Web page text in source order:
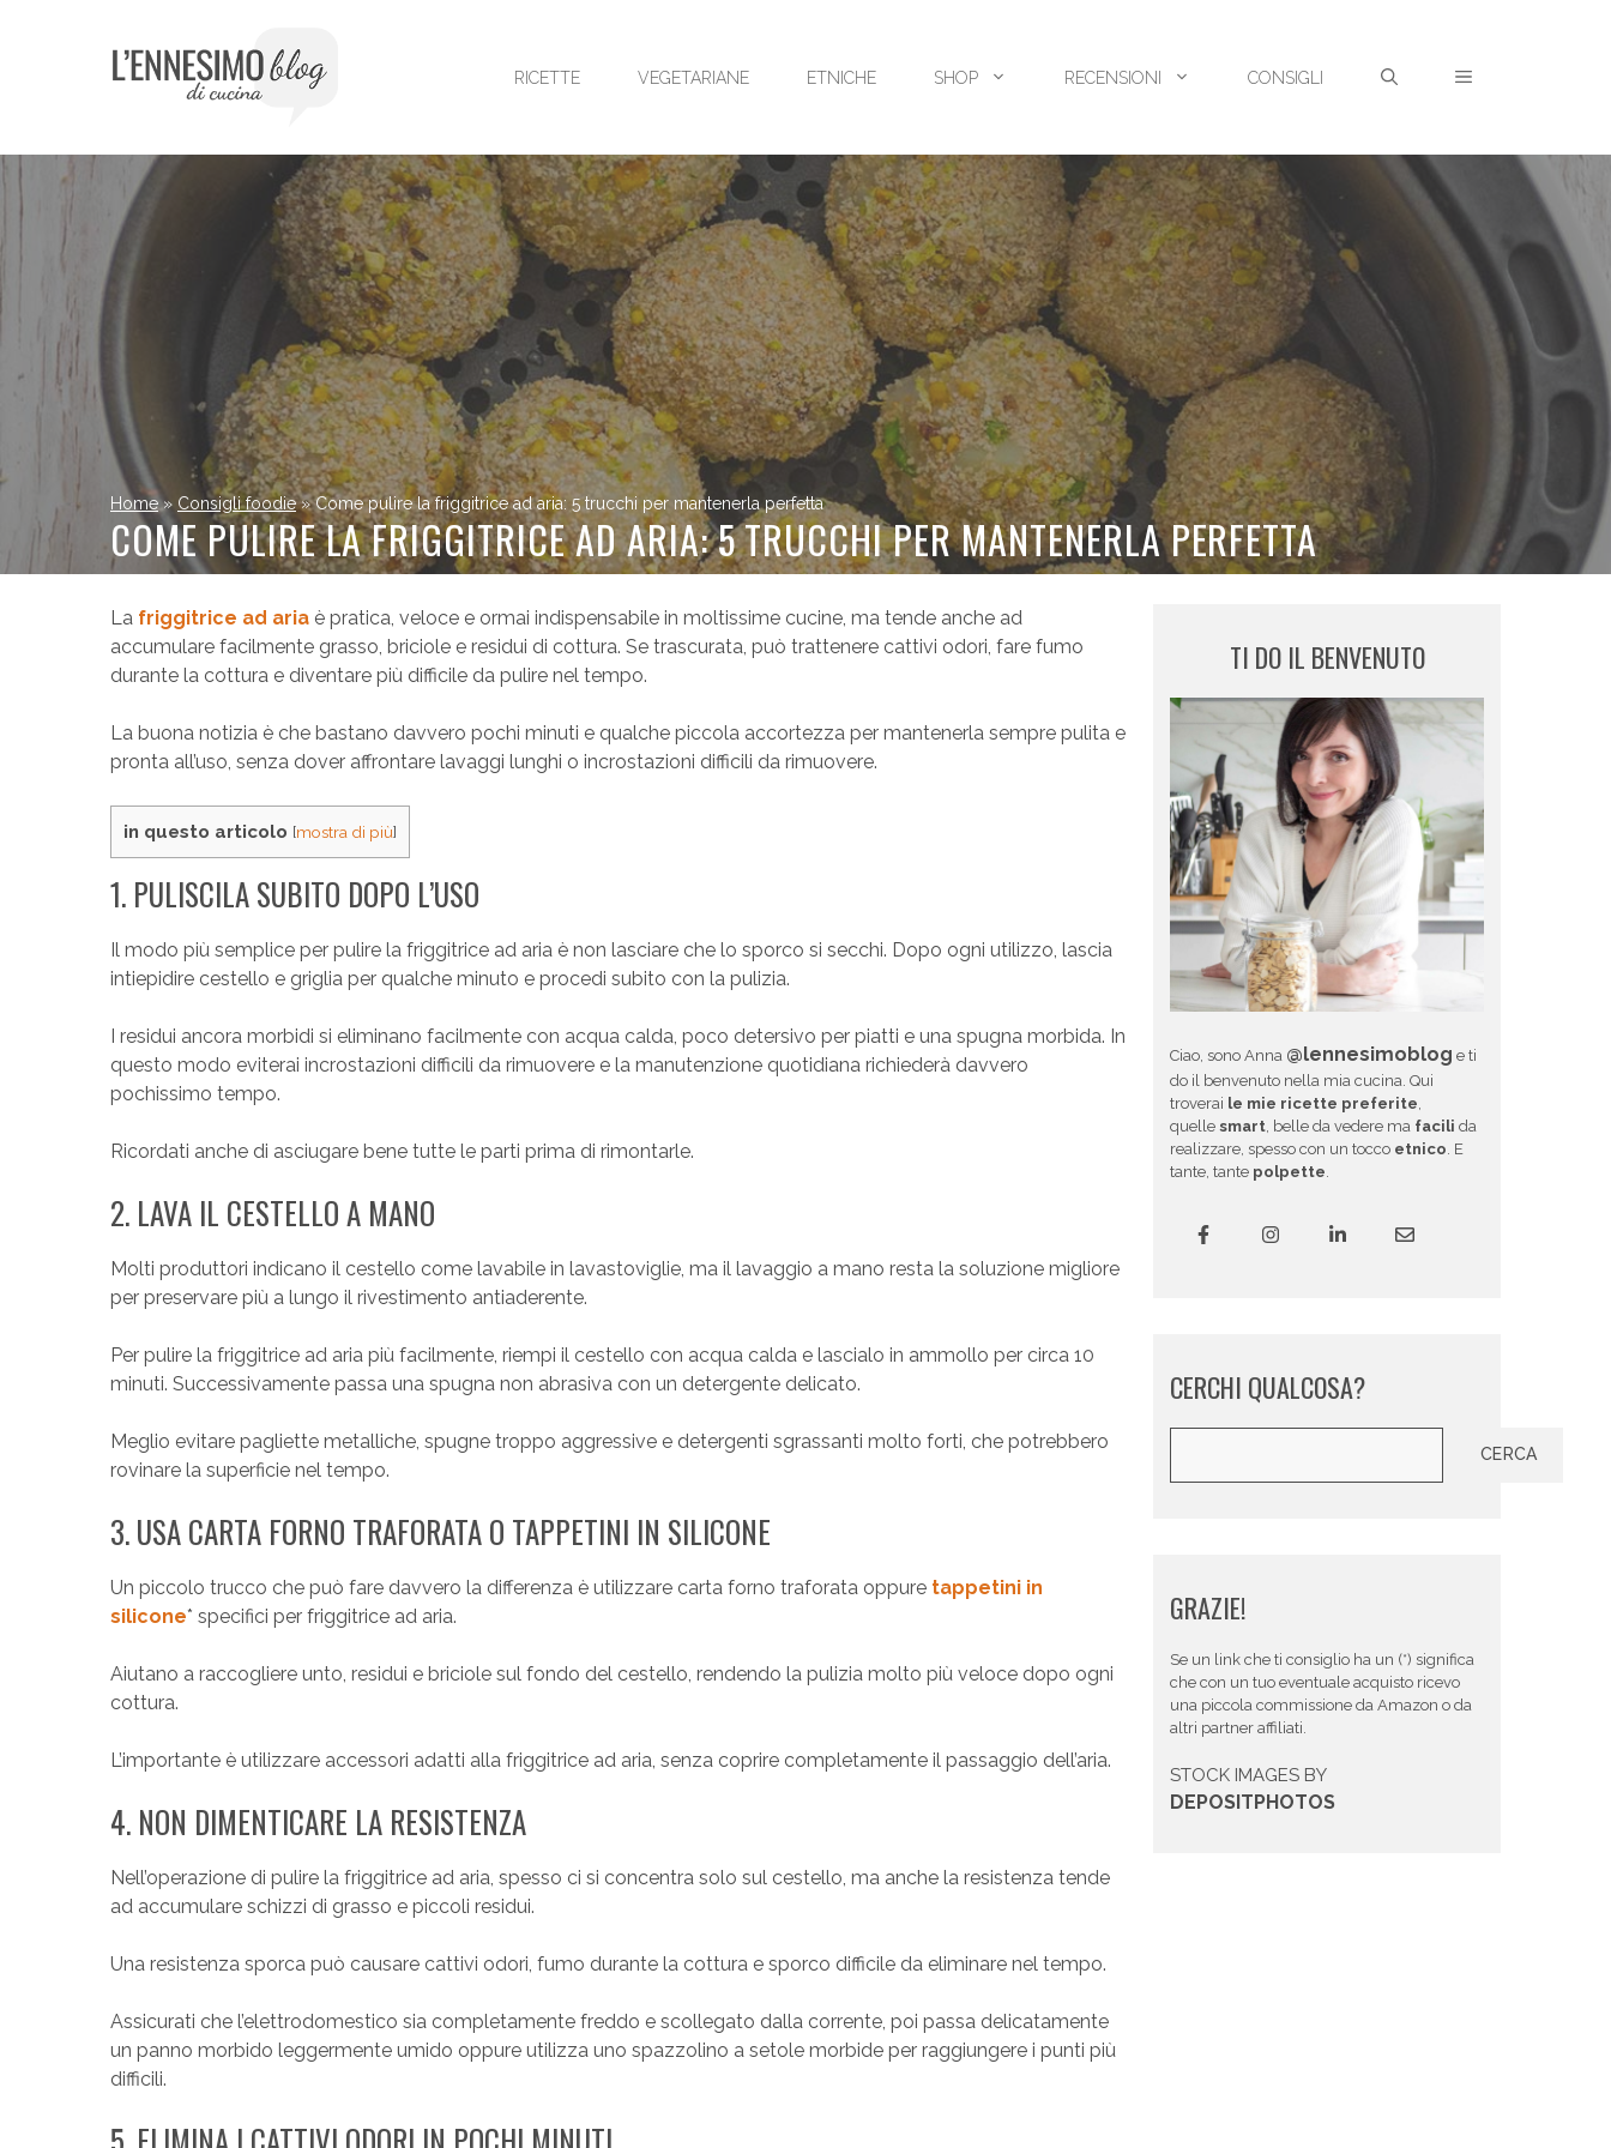
RICETTE VEGETARIANE ETNICHE SHOP RECENSIONI CONSIGLI
Home» Consigli foodie»Come pulire la friggitrice ad aria: 5 trucchi per mantenerla perfetta
COME PULIRE LA FRIGGITRICE AD ARIA: 5 TRUCCHI PER MANTENERLA PERFETTA
La friggitrice ad aria è pratica, veloce e ormai indispensabile in moltissime cucine, ma tende anche ad
accumulare facilmente grasso, briciole e residui di cottura. Se trascurata, può trattenere cattivi odori, fare fumo
durante la cottura e diventare più difficile da pulire nel tempo.
La buona notizia è che bastano davvero pochi minuti e qualche piccola accortezza per mantenerla sempre pulita e
pronta all’uso, senza dover affrontare lavaggi lunghi o incrostazioni difficili da rimuovere.
in questo articolo [mostra di più]
1. PULISCILA SUBITO DOPO L’USO
Il modo più semplice per pulire la friggitrice ad aria è non lasciare che lo sporco si secchi. Dopo ogni utilizzo, lascia
intiepidire cestello e griglia per qualche minuto e procedi subito con la pulizia.
I residui ancora morbidi si eliminano facilmente con acqua calda, poco detersivo per piatti e una spugna morbida. In
questo modo eviterai incrostazioni difficili da rimuovere e la manutenzione quotidiana richiederà davvero
pochissimo tempo.
Ricordati anche di asciugare bene tutte le parti prima di rimontarle.
2. LAVA IL CESTELLO A MANO
Molti produttori indicano il cestello come lavabile in lavastoviglie, ma il lavaggio a mano resta la soluzione migliore
per preservare più a lungo il rivestimento antiaderente.
Per pulire la friggitrice ad aria più facilmente, riempi il cestello con acqua calda e lascialo in ammollo per circa 10
minuti. Successivamente passa una spugna non abrasiva con un detergente delicato.
Meglio evitare pagliette metalliche, spugne troppo aggressive e detergenti sgrassanti molto forti, che potrebbero
rovinare la superficie nel tempo.
3. USA CARTA FORNO TRAFORATA O TAPPETINI IN SILICONE
Un piccolo trucco che può fare davvero la differenza è utilizzare carta forno traforata oppure tappetini in
silicone* specifici per friggitrice ad aria.
Aiutano a raccogliere unto, residui e briciole sul fondo del cestello, rendendo la pulizia molto più veloce dopo ogni
cottura.
L’importante è utilizzare accessori adatti alla friggitrice ad aria, senza coprire completamente il passaggio dell’aria.
4. NON DIMENTICARE LA RESISTENZA
Nell’operazione di pulire la friggitrice ad aria, spesso ci si concentra solo sul cestello, ma anche la resistenza tende
ad accumulare schizzi di grasso e piccoli residui.
Una resistenza sporca può causare cattivi odori, fumo durante la cottura e sporco difficile da eliminare nel tempo.
Assicurati che l’elettrodomestico sia completamente freddo e scollegato dalla corrente, poi passa delicatamente
un panno morbido leggermente umido oppure utilizza uno spazzolino a setole morbide per raggiungere i punti più
difficili.
TI DO IL BENVENUTO
Ciao, sono Anna @lennesimoblog e ti
do il benvenuto nella mia cucina. Qui
troverai le mie ricette preferite,
quelle smart, belle da vedere ma facili da
realizzare, spesso con un tocco etnico. E
tante, tante polpette.
CERCHI QUALCOSA?
CERCA
GRAZIE!
Se un link che ti consiglio ha un (*) significa
che con un tuo eventuale acquisto ricevo
una piccola commissione da Amazon o da
altri partner affiliati.
STOCK IMAGES BY
DEPOSITPHOTOS